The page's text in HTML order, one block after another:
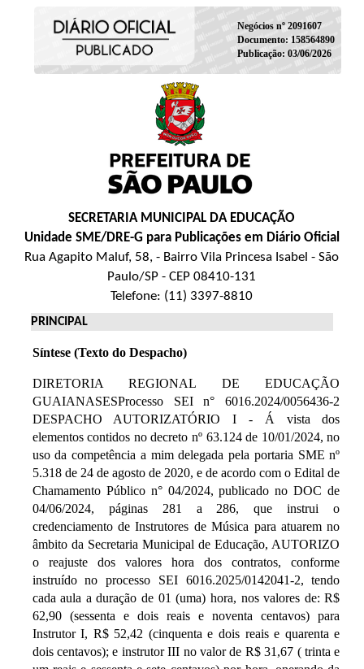
Negócios nº 2091607
Documento: 158564890
Publicação: 03/06/2026
SECRETARIA MUNICIPAL DA EDUCAÇÃO
Unidade SME/DRE-G para Publicações em Diário Oficial
Rua Agapito Maluf, 58, - Bairro Vila Princesa Isabel - São
Paulo/SP - CEP 08410-131
Telefone: (11) 3397-8810
PRINCIPAL
Síntese (Texto do Despacho)
DIRETORIA REGIONAL DE EDUCAÇÃO
GUAIANASESProcesso SEI n° 6016.2024/0056436-2
DESPACHO AUTORIZATÓRIO I - Á vista dos
elementos contidos no decreto nº 63.124 de 10/01/2024, no
uso da competência a mim delegada pela portaria SME nº
5.318 de 24 de agosto de 2020, e de acordo com o Edital de
Chamamento Público n° 04/2024, publicado no DOC de
04/06/2024, páginas 281 a 286, que instrui o
credenciamento de Instrutores de Música para atuarem no
âmbito da Secretaria Municipal de Educação, AUTORIZO
o reajuste dos valores hora dos contratos, conforme
instruído no processo SEI 6016.2025/0142041-2, tendo
cada aula a duração de 01 (uma) hora, nos valores de: R$
62,90 (sessenta e dois reais e noventa centavos) para
Instrutor I, R$ 52,42 (cinquenta e dois reais e quarenta e
dois centavos); e instrutor III no valor de R$ 31,67 ( trinta e